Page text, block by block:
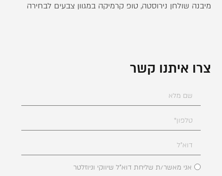
מיבנה שולחן נירוסטה, טופ קרמיקה במגוון צבעים לבחירה
צרו איתנו קשר
אני מאשר/ת שליחת דוא"ל שיווקי וניוזלטר